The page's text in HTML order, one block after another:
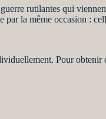
rutilantes qui
par la même occasion :
Pour obtenir